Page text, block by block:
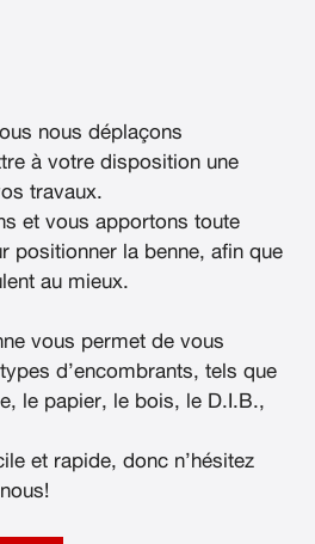
nous déplaçons
à votre disposition une
travaux.
et vous apportons toute
positionner la benne, afin que
au mieux.
vous permet de vous
d’encombrants, tels que
le papier, le bois, le D.I.B.,
et rapide, donc n’hésitez